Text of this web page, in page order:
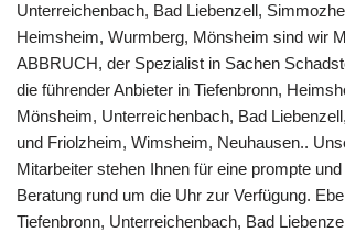
Unterreichenbach, Bad Liebenzell,
Heimsheim, Wurmberg, Mönsheim sind wir
ABBRUCH, der Spezialist in Sachen
die führender Anbieter in Tiefenbronn,
Mönsheim, Unterreichenbach, Bad
und Friolzheim, Wimsheim, Neuhausen..
Mitarbeiter stehen Ihnen für eine prompte
Beratung rund um die Uhr zur Verfügung.
Tiefenbronn, Unterreichenbach, Bad